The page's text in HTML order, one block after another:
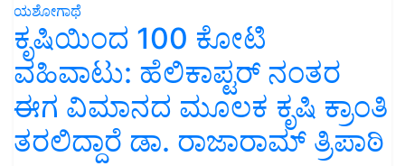
ಯಶೋಗಾಥೆ
ಕೃಷಿಯಿಂದ 100 ಕೋಟಿ
ವಹಿವಾಟು: ಹೆಲಿಕಾಪ್ಟರ್ ನಂತರ
ಈಗ ವಿಮಾನದ ಮೂಲಕ ಕೃಷಿ ಕ್ರಾಂತಿ
ತರಲಿದ್ದಾರೆ ಡಾ. ರಾಜಾರಾಮ್ ತ್ರಿಪಾಠಿ